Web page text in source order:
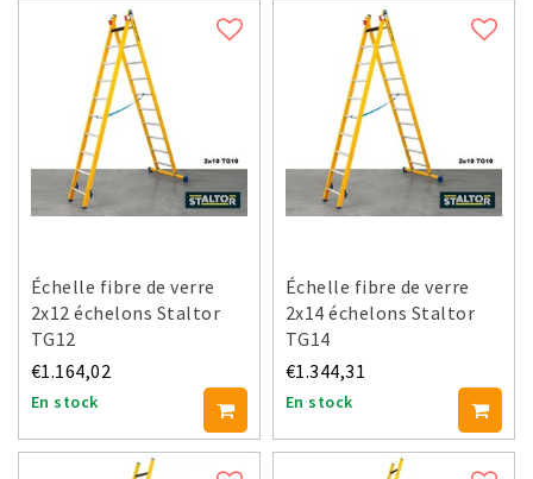
Échelle fibre de verre
2x12 échelons Staltor
TG12
€1.164,02
En stock
Échelle fibre de verre
2x14 échelons Staltor
TG14
€1.344,31
En stock